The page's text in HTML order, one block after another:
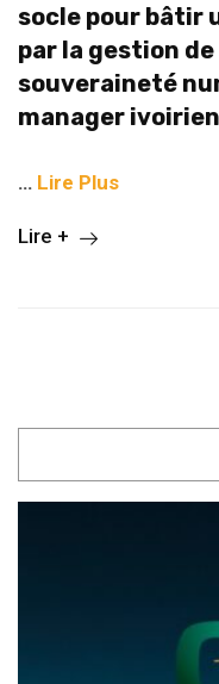
socle pour bâtir
par la gestion
souveraineté
manager
… Lire Plus
Lire +